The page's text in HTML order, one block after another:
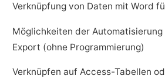
Verknüpfung von Daten mit Word
Möglichkeiten der
Export (ohne Programmierung)
Verknüpfen auf Access-Tabellen